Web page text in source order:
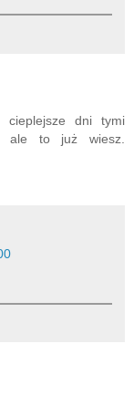
cieplejsze dni tymi
ale to już wiesz.